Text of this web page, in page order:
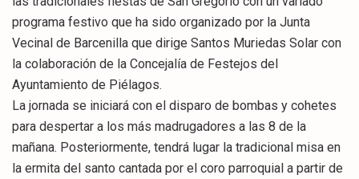
programa festivo que ha sido organizado por la Junta
Vecinal de Barcenilla que dirige Santos Muriedas Solar con
la colaboración de la Concejalía de Festejos del
Ayuntamiento de Piélagos.
La jornada se iniciará con el disparo de bombas y cohetes
para despertar a los más madrugadores a las 8 de la
mañana. Posteriormente, tendrá lugar la tradicional misa en
la ermita del santo cantada por el coro parroquial a partir de